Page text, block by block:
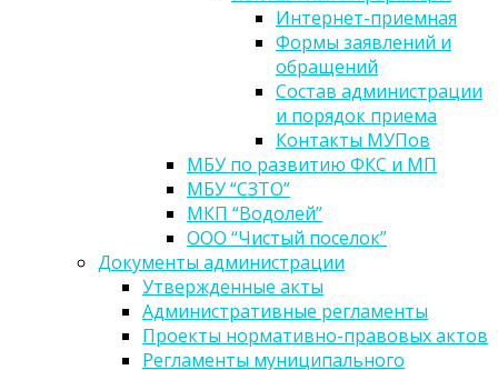
Интернет-приемная
Формы заявлений и
обращений
Состав администрации
и порядок приема
Контакты МУПов
МБУ по развитию ФКС и МП
МБУ “СЗТО”
МКП “Водолей”
ООО “Чистый поселок”
Документы администрации
Утвержденные акты
Административные регламенты
Проекты нормативно-правовых актов
Регламенты муниципального